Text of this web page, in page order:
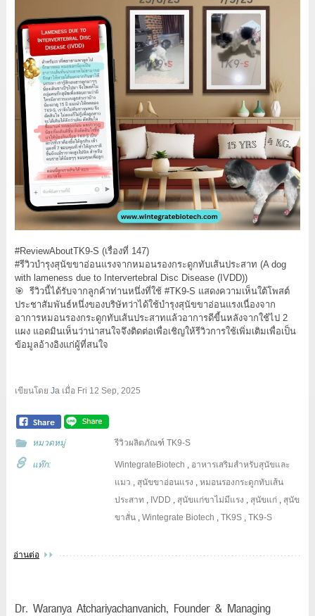
#ReviewAboutTK9-S (เรื่องที่ 147)
#รีวิวบำรุงสุนัขขาอ่อนแรงจากหมอนรองกระดูกทับเส้นประสาท (A dog
with lameness due to Intervertebral Disc Disease (IVDD))
🎯 รีวิวนี้ได้รับจากลูกค้าท่านหนึ่งที่ใช้ #TK9-S แสดงความเห็นใต้โพสต์
ประชาสัมพันธ์หนึ่งของบริษัทว่าได้ใช้บำรุงสุนัขขาอ่อนแรงเนื่องจาก
อาการหมอนรองกระดูกทับเส้นประสาทแล้วอาการดีขี้นหลังจากใช้ไป 2
แผง แอดมินเห็นว่าน่าสนใจจึงติดต่อเพื่อเชิญให้รีวิวการใช้เพิ่มเติมเพื่อเป็น
ข้อมูลอ้างอิงแก่ผู้ที่สนใจ
เขียนโดย Jaเมื่อ Fri 12 Sep, 2025
หมวดหมู่ รีวิวผลิตภัณฑ์ TK9-S
แท๊ก: WintegrateBiotech , อาหารเสริมสำหรับสุนัขและ
แมว , สุนัขขาอ่อนแรง ,หมอนรองกระดูกทับเส้น
ประสาท , IVDD , สุนัขแก่ขาไม่มีแรง , สุนัขแก่ , สุนัข
ขาสั่น ,Wintegrate Biotech ,TK9S ,TK9-S
อ่านต่อ
Dr. Waranya Atchariyachanvanich, Founder & Managing